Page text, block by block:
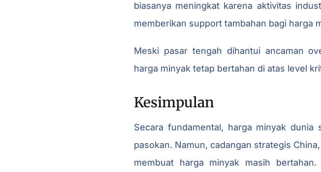
biasanya meningkat karena aktivitas
memberikan support tambahan bagi harga
Meski pasar tengah dihantui ancaman
harga minyak tetap bertahan di atas level
Kesimpulan
Secara fundamental, harga minyak dunia
pasokan. Namun, cadangan strategis
membuat harga minyak masih